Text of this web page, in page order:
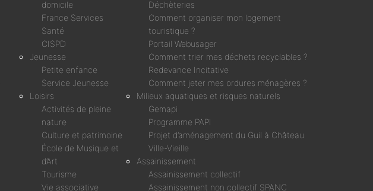
domicile
France Services
Santé
CISPD
Jeunesse
Petite enfance
Service Jeunesse
Loisirs
Activités de pleine
nature
Culture et patrimoine
École de Musique et
d’Art
Tourisme
Vie associative
Déchèteries
Comment organiser mon logement
touristique ?
Portail Webusager
Comment trier mes déchets recyclables ?
Redevance Incitative
Comment jeter mes ordures ménagères ?
Milieux aquatiques et risques naturels
Gemapi
Programme PAPI
Projet d’aménagement du Guil à Château
Ville-Vieille
Assainissement
Assainissement collectif
Assainissement non collectif SPANC